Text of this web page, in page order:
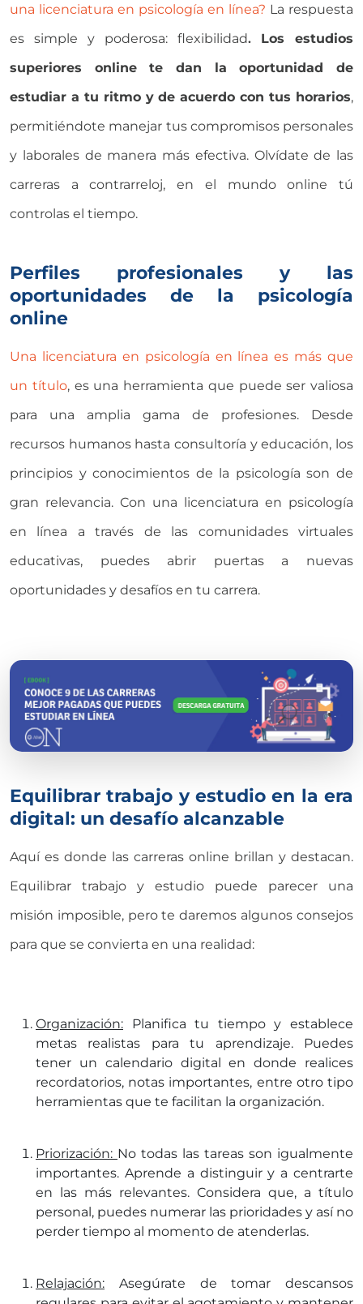
una licenciatura en psicología en línea? La respuesta
es simple y poderosa: flexibilidad. Los estudios
superiores online te dan la oportunidad de
estudiar a tu ritmo y de acuerdo con tus horarios,
permitiéndote manejar tus compromisos personales
y laborales de manera más efectiva. Olvídate de las
carreras a contrarreloj, en el mundo online tú
controlas el tiempo.
Perfiles profesionales y las
oportunidades de la psicología
online
Una licenciatura en psicología en línea es más que
un título, es una herramienta que puede ser valiosa
para una amplia gama de profesiones. Desde
recursos humanos hasta consultoría y educación, los
principios y conocimientos de la psicología son de
gran relevancia. Con una licenciatura en psicología
en línea a través de las comunidades virtuales
educativas, puedes abrir puertas a nuevas
oportunidades y desafíos en tu carrera.
Equilibrar trabajo y estudio en la era
digital: un desafío alcanzable
Aquí es donde las carreras online brillan y destacan.
Equilibrar trabajo y estudio puede parecer una
misión imposible, pero te daremos algunos consejos
para que se convierta en una realidad:
Organización: Planifica tu tiempo y establece
metas realistas para tu aprendizaje. Puedes
tener un calendario digital en donde realices
recordatorios, notas importantes, entre otro tipo
herramientas que te facilitan la organización.
Priorización: No todas las tareas son igualmente
importantes. Aprende a distinguir y a centrarte
en las más relevantes. Considera que, a título
personal, puedes numerar las prioridades y así no
perder tiempo al momento de atenderlas.
Relajación: Asegúrate de tomar descansos